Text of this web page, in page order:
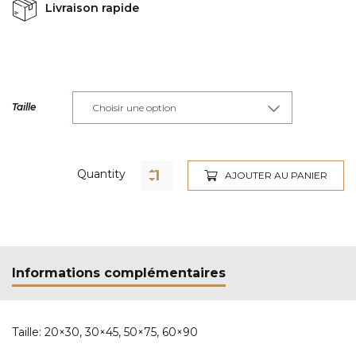
Livraison rapide
Taille
Quantity AJOUTER AU PANIER
Informations complémentaires
Taille: 20×30, 30×45, 50×75, 60×90